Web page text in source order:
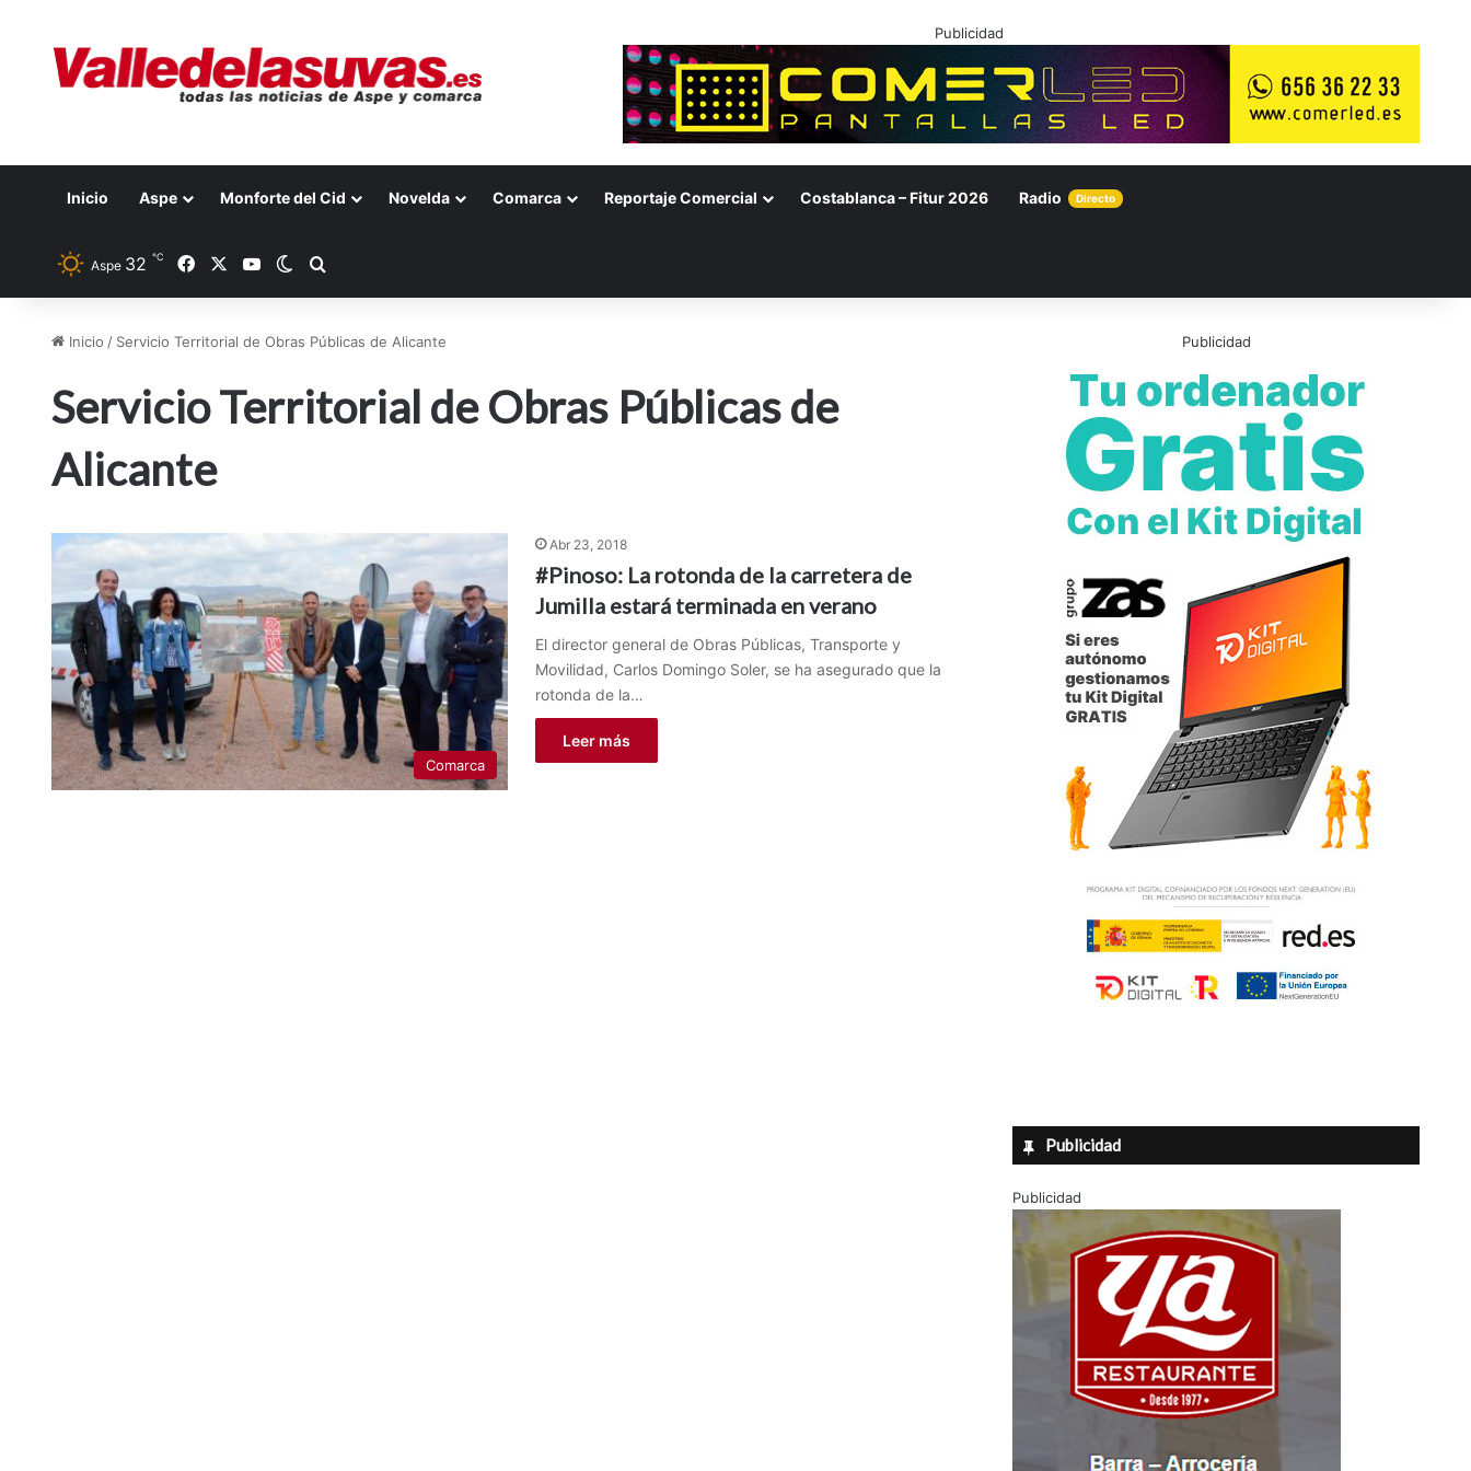
Publicidad
Inicio Aspe Monforte del Cid Novelda Comarca Reportaje Comercial Costablanca – Fitur 2026 Radio Directo
Aspe 32 ℃ FacebookYouTubeSwitch skin
Inicio / Servicio Territorial de Obras Públicas de Alicante
Servicio Territorial de Obras Públicas de
Alicante
Comarca
Abr 23, 2018
#Pinoso: La rotonda de la carretera de
Jumilla estará terminada en verano
El director general de Obras Públicas, Transporte y
Movilidad, Carlos Domingo Soler, se ha asegurado que la
rotonda de la…
Leer más
Publicidad
Publicidad
Publicidad